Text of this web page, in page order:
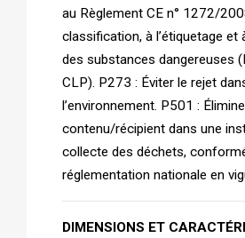
au Règlement CE n° 1272/
classification, à l’étiquetage et
des substances dangereuses
CLP). P273 : Éviter le rejet
l’environnement. P501 :
contenu/récipient dans une
collecte des déchets,
réglementation nationale en
DIMENSIONS ET